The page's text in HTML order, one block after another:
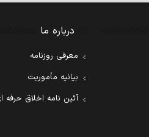
درباره ما
معرفی روزنامه
بیانیه مأموریت
آئین نامه اخلاق حرفه